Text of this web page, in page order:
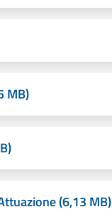
MB)
(6,13 MB)